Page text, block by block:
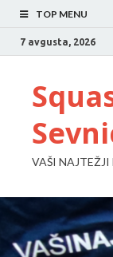
TOP MENU
7 avgusta, 2026
VAŠI